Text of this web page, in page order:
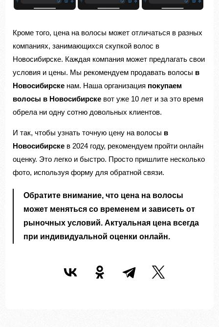
Кроме того, цена на волосы может отличаться в разных
компаниях, занимающихся скупкой волос в
Новосибирске. Каждая компания может предлагать свои
условия и цены. Мы рекомендуем продавать волосы в
Новосибирске нам. Наша организация покупаем
волосы в Новосибирске вот уже 10 лет и за это время
обрела ни одну сотню довольных клиентов.
И так, чтобы узнать точную цену на волосы в
Новосибирске в 2024 году, рекомендуем пройти онлайн
оценку. Это легко и быстро. Просто пришлите несколько
фото, используя форму для обратной связи.
Обратите внимание, что цена на волосы
может меняться со временем и зависеть от
рыночных условий. Актуальная цена всегда
при индивидуальной оценки онлайн.